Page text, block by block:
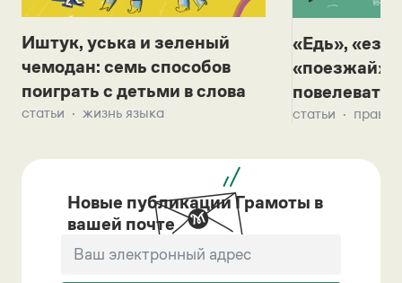
Иштук, уська и зеленый
чемодан: семь способов
поиграть с детьми в слова
статьи жизнь языка
«Едь»,
«поезжай»?
повелевать
статьи
Новые публикации Грамоты в
вашей почте